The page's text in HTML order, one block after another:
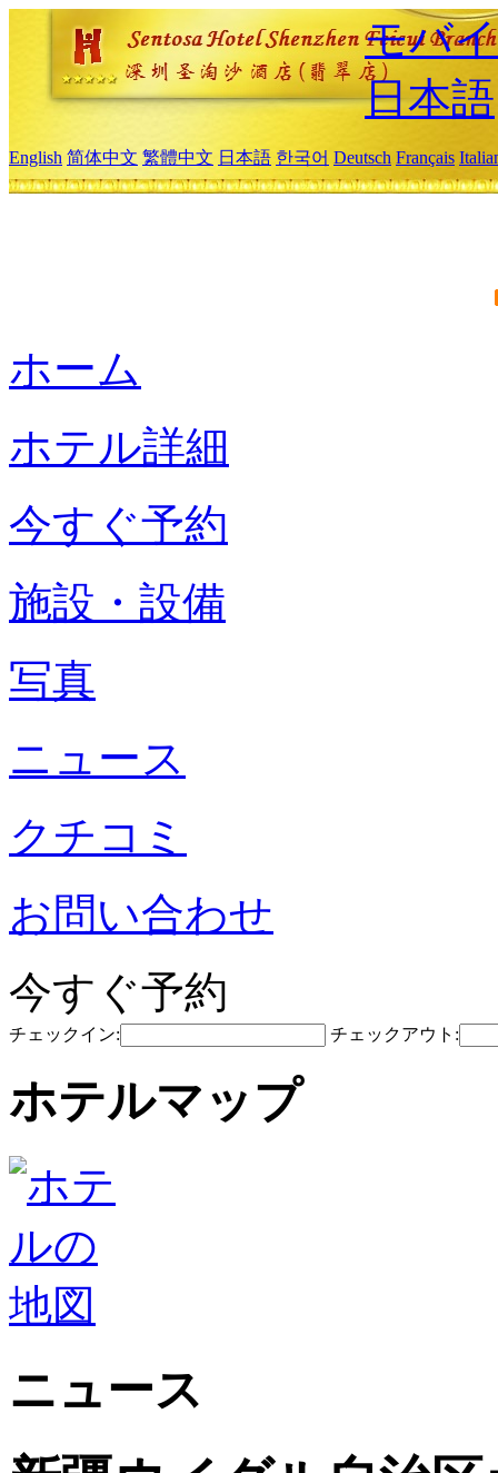
モバ
日本語
English 简体中文 繁體中文 日本語 한국어 Deutsch Français
ホーム
ホテル詳細
今すぐ予約
施設・設備
写真
ニュース
クチコミ
お問い合わせ
今すぐ予約
チェックイン: チェックアウト:
ホテルマップ
ニュース